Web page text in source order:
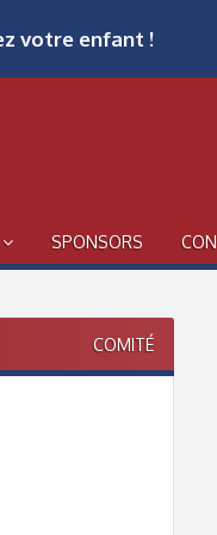
votre enfant !
SPONSORS
COMITÉ